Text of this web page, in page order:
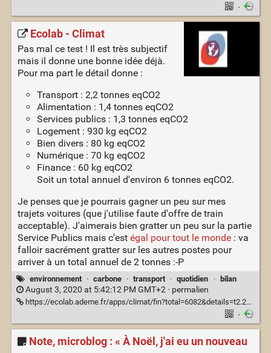
·
Ecolab - Climat
Pas mal ce test ! Il est très subjectif
mais il donne une bonne idée déjà.
Pour ma part le détail donne :
Transport : 2,2 tonnes eqCO2
Alimentation : 1,4 tonnes eqCO2
Services publics : 1,3 tonnes eqCO2
Logement : 930 kg eqCO2
Bien divers : 80 kg eqCO2
Numérique : 70 kg eqCO2
Finance : 60 kg eqCO2
Soit un total annuel d'environ 6 tonnes eqCO2.
Je penses que je pourrais gagner un peu sur mes
trajets voitures (que j'utilise faute d'offre de train
acceptable). J'aimerais bien gratter un peu sur la partie
Service Publics mais c'est égal pour tout le monde: va
falloir sacrément gratter sur les autres postes pour
arriver à un total annuel de 2 tonnes :-P
environnement · carbone · transport · quotidien · bilan
August 3, 2020 at 5:42:12 PM GMT+2 · permalien
https://ecolab.ademe.fr/apps/climat/fin?total=6082&details=t2.21a1.45s1.28l0.93b0.08n0.07f0.06
·
Note, microblog : « À Noël, j'ai eu un nouveau